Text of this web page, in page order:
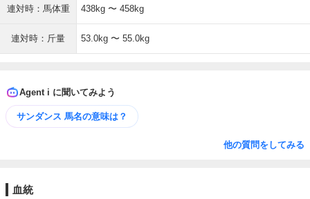
連対時：馬体重 438kg 〜 458kg
連対時：斤量 53.0kg 〜 55.0kg
Agent i に聞いてみよう
サンダンス 馬名の意味は？
他の質問をしてみる
血統